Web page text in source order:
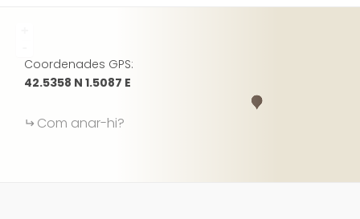
Coordenades GPS:
42.5358 N 1.5087 E
Com anar-hi?